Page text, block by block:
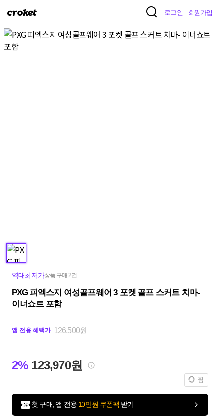
크
켓
로그인 회원가입
역대최저가상품 구매 2건
PXG 피엑스지 여성골프웨어 3 포켓 골프 스커트 치마-
이너쇼트 포함
앱 전용 혜택가 126,500원
2% 123,970원
찜
첫 구매, 앱 전용 10만원 쿠폰팩 받기